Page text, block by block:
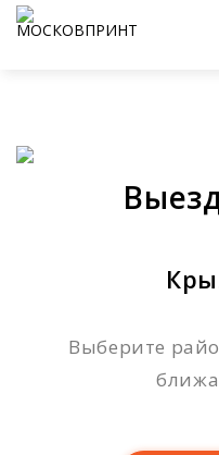
Выберите